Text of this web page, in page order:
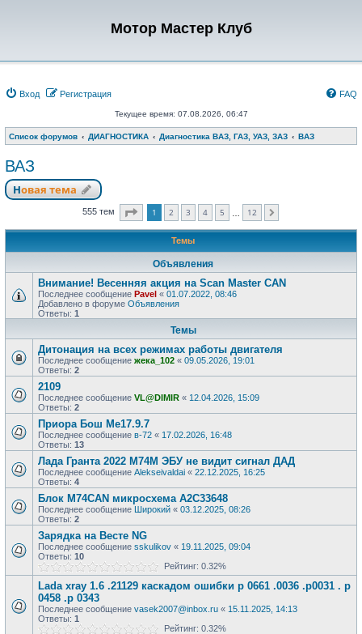
Мотор Мастер Клуб
Вход Регистрация FAQ
Текущее время: 07.08.2026, 06:47
Список форумов ДИАГНОСТИКА Диагностика ВАЗ, ГАЗ, УАЗ, ЗАЗ ВАЗ
ВАЗ
Новая тема
555 тем Страница из
1 2 3 4 5 12
Темы
Объявления
Внимание! Весенняя акция на Scan Master CAN
Последнее сообщение Pavel « 01.07.2022, 08:46
Добавлено в форуме Объявления
Ответы: 1
Темы
Дитонация на всех режимах работы двигателя
Последнее сообщение жека_102 « 09.05.2026, 19:01
Ответы: 2
2109
Последнее сообщение VL@DIMIR « 12.04.2026, 15:09
Ответы: 2
Приора Бош Ме17.9.7
Последнее сообщение в-72 « 17.02.2026, 16:48
Ответы: 13
Лада Гранта 2022 М74М ЭБУ не видит сигнал ДАД
Последнее сообщение Alekseivaldai « 22.12.2025, 16:25
Ответы: 4
Блок М74CAN микросхема A2C33648
Последнее сообщение Широкий « 03.12.2025, 08:26
Ответы: 2
Зарядка на Весте NG
Последнее сообщение sskulikov « 19.11.2025, 09:04
Ответы: 10
Рейтинг: 0.32%
Lada xray 1.6 .21129 каскадом ошибки р 0661 .0036 .р0031 . р
0458 .р 0343
Последнее сообщение vasek2007@inbox.ru « 15.11.2025, 14:13
Ответы: 1
Рейтинг: 0.32%